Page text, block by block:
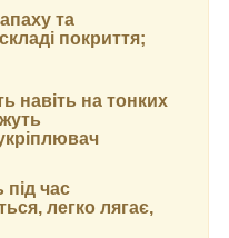
та
покриття;
навіть на тонких
під час
легко лягає,